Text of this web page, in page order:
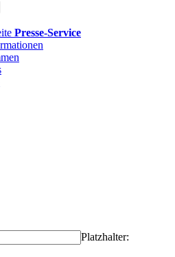
Presse-Service
Platzhalter: